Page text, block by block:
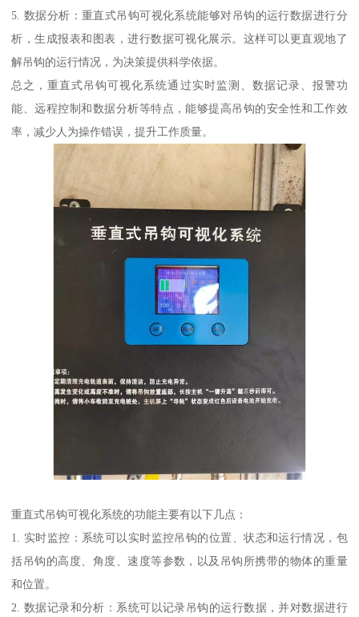
5. 数据分析：重直式吊钩可视化系统能够对吊钩的运行数据进行分
析，生成报表和图表，进行数据可视化展示。这样可以更直观地了
解吊钩的运行情况，为决策提供科学依据。
总之，重直式吊钩可视化系统通过实时监测、数据记录、报警功
能、远程控制和数据分析等特点，能够提高吊钩的安全性和工作效
率，减少人为操作错误，提升工作质量。
重直式吊钩可视化系统的功能主要有以下几点：
1. 实时监控：系统可以实时监控吊钩的位置、状态和运行情况，包
括吊钩的高度、角度、速度等参数，以及吊钩所携带的物体的重量
和位置。
2. 数据记录和分析：系统可以记录吊钩的运行数据，并对数据进行